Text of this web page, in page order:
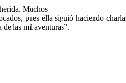
Muchos
pues ella siguió haciendo
las mil aventuras”.